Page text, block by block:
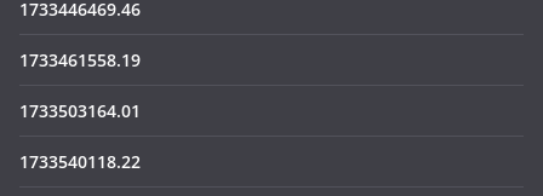
1733446469.46
1733461558.19
1733503164.01
1733540118.22